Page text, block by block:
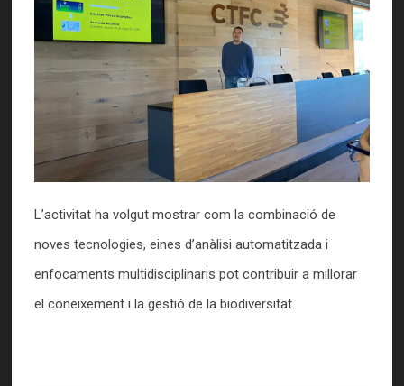
L’activitat ha volgut mostrar com la combinació de
noves tecnologies, eines d’anàlisi automatitzada i
enfocaments multidisciplinaris pot contribuir a millorar
el coneixement i la gestió de la biodiversitat.